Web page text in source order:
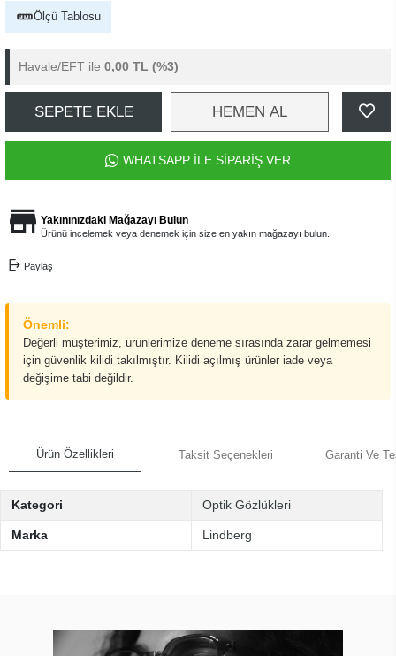
Ölçü Tablosu
Havale/EFT ile 0,00 TL (%3)
SEPETE EKLE HEMEN AL
WHATSAPP İLE SİPARİŞ VER
Yakınınızdaki Mağazayı Bulun
Ürünü incelemek veya denemek için size en yakın mağazayı bulun.
Paylaş
Önemli:
Değerli müşterimiz, ürünlerimize deneme sırasında zarar gelmemesi
için güvenlik kilidi takılmıştır. Kilidi açılmış ürünler iade veya
değişime tabi değildir.
Ürün Özellikleri Taksit Seçenekleri Garanti Ve
Kategori Optik Gözlükleri
Marka Lindberg